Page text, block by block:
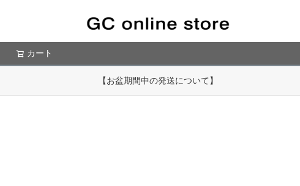
カート
【令和８年熊本地震の影響による商品のお届けについて】